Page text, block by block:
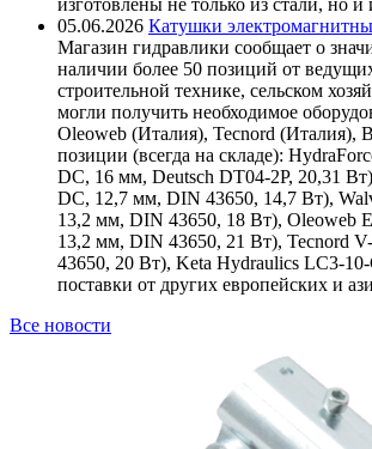
05.06.2026 Катушки
Магазин гидравлики сообщает о
наличии более 50 позиций от
строительной технике, сельском
могли получить необходимое
Oleoweb (Италия), Tecnord (Италия),
позиции (всегда на складе):
DC, 16 мм, Deutsch DT04-2P, 20,31
DC, 12,7 мм, DIN 43650, 14,7 Вт),
13,2 мм, DIN 43650, 18 Вт), Oleoweb
13,2 мм, DIN 43650, 21 Вт), Tecnord
43650, 20 Вт), Keta Hydraulics LC3-
поставки от других европейских и
Все новости